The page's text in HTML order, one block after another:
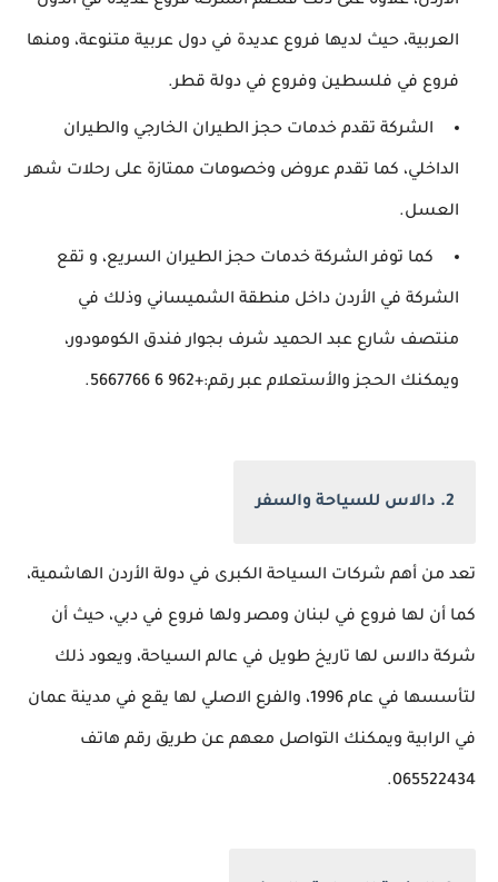
العربية، حيث لديها فروع عديدة في دول عربية متنوعة، ومنها
فروع في فلسطين وفروع في دولة قطر.
الشركة تقدم خدمات حجز الطيران الخارجي والطيران
الداخلي، كما تقدم عروض وخصومات ممتازة على رحلات شهر
العسل.
كما توفر الشركة خدمات حجز الطيران السريع، و تقع
الشركة في الأردن داخل منطقة الشميساني وذلك في
منتصف شارع عبد الحميد شرف بجوار فندق الكومودور،
ويمكنك الحجز والأستعلام عبر رقم:+962 6 5667766.
2. دالاس للسياحة والسفر
تعد من أهم شركات السياحة الكبرى في دولة الأردن الهاشمية،
كما أن لها فروع في لبنان ومصر ولها فروع في دبي، حيث أن
شركة دالاس لها تاريخ طويل في عالم السياحة، ويعود ذلك
لتأسسها في عام 1996، والفرع الاصلي لها يقع في مدينة عمان
في الرابية ويمكنك التواصل معهم عن طريق رقم هاتف
065522434.